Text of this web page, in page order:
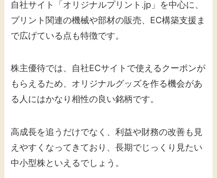
自社サイト「オリジナルプリント.jp」を中心に、
プリント関連の機械や部材の販売、EC構築支援ま
で広げている点も特徴です。
株主優待では、自社ECサイトで使えるクーポンが
もらえるため、オリジナルグッズを作る機会があ
る人にはかなり相性の良い銘柄です。
高成長を追うだけでなく、利益や財務の改善も見
えやすくなってきており、長期でじっくり見たい
中小型株といえるでしょう。